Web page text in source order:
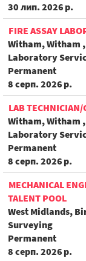
30 лип. 2026 р.
FIRE ASSAY
Witham, Witham ,
Laboratory
Permanent
8 серп. 2026 р.
LAB TECHNICIAN/
Witham, Witham ,
Laboratory
Permanent
8 серп. 2026 р.
MECHANICAL
TALENT POOL
West Midlands,
Surveying
Permanent
8 серп. 2026 р.